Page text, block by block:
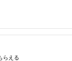
らえる